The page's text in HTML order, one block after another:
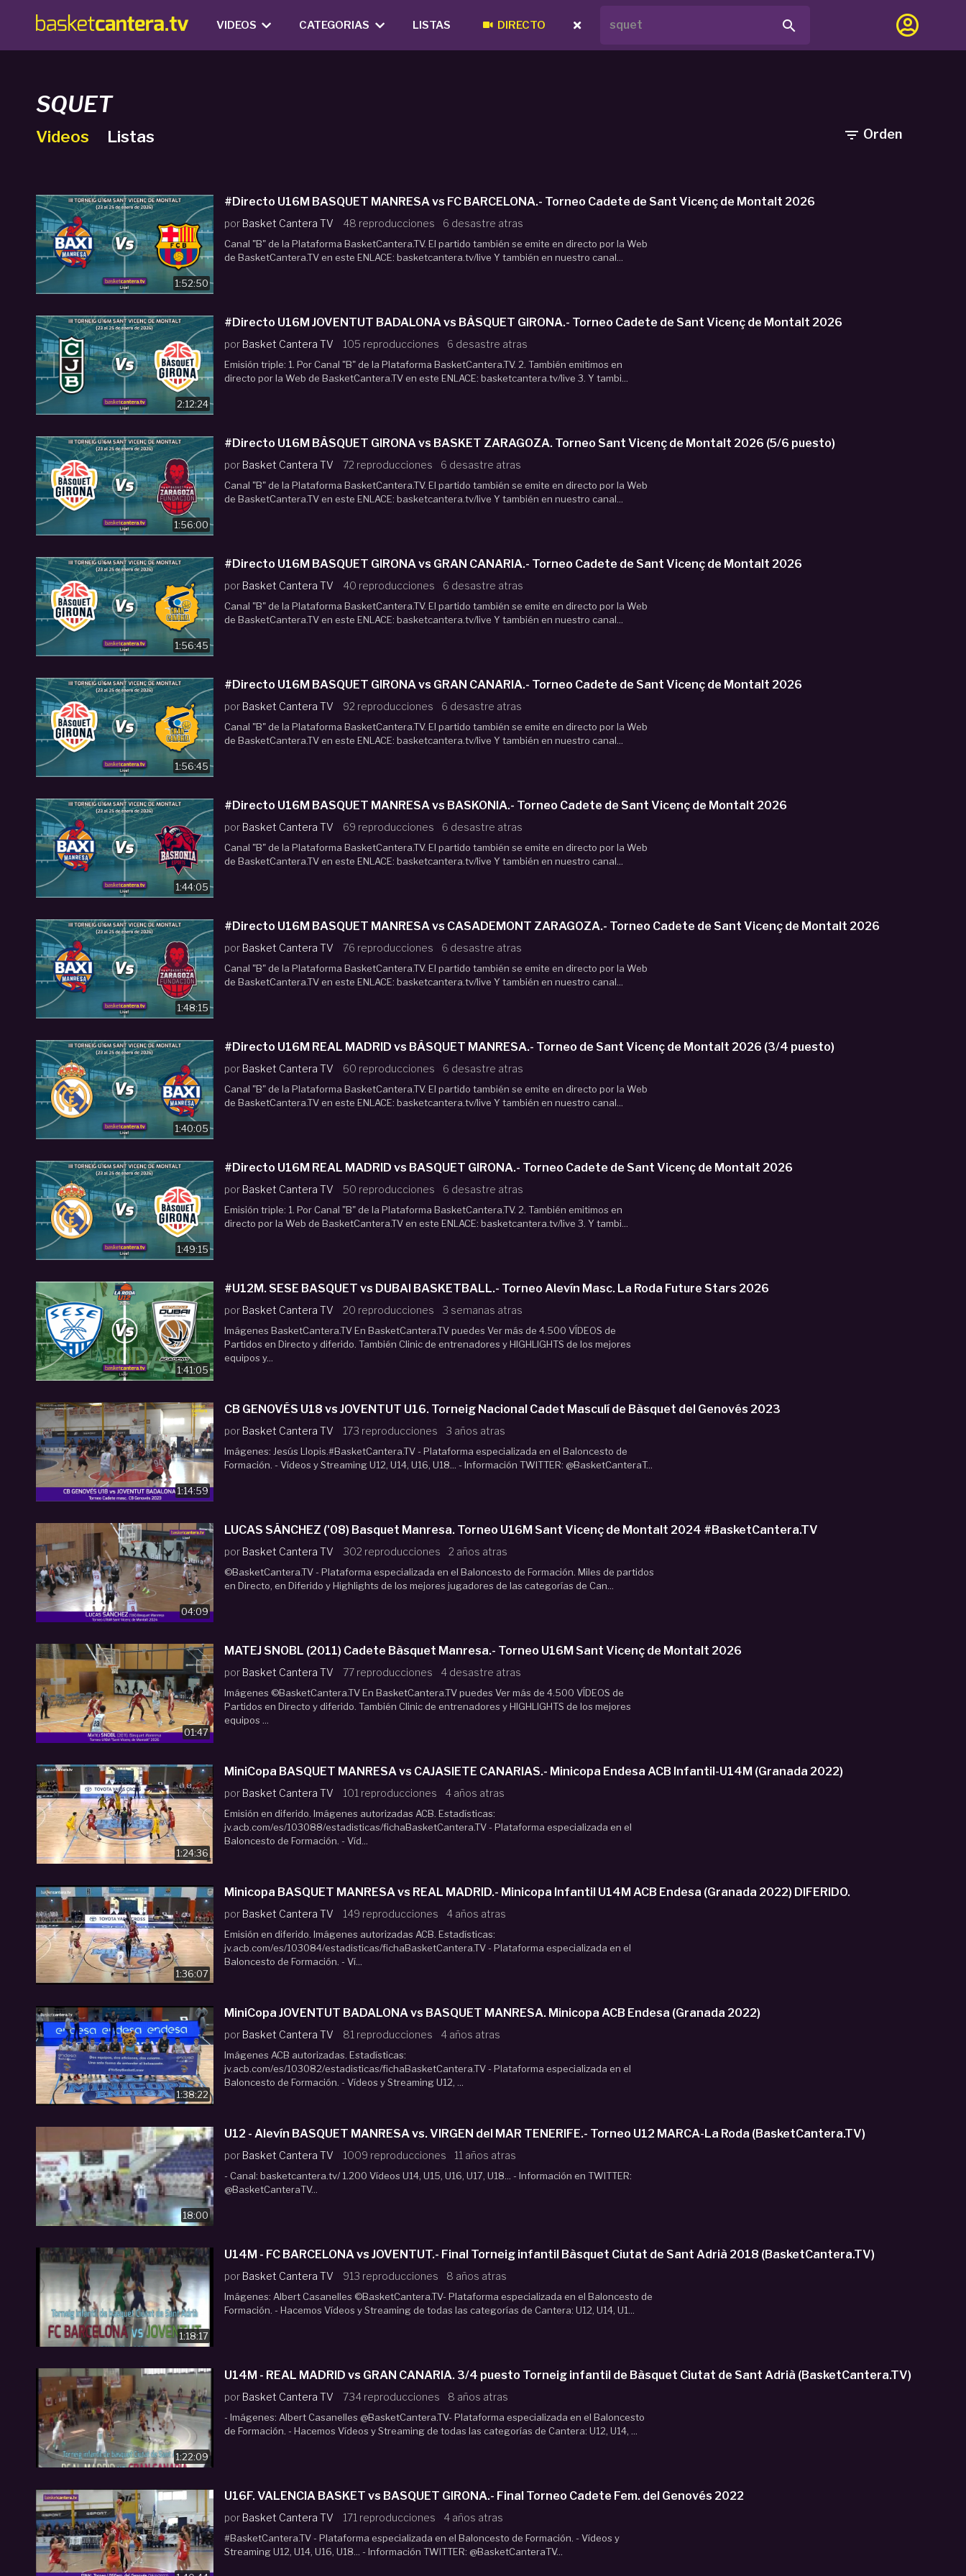
VIDEOS CATEGORIAS LISTAS DIRECTO 
SQUET
 Orden
Videos Listas
1:52:50
#Directo U16M BASQUET MANRESA vs FC BARCELONA.- Torneo Cadete de Sant Vicenç de Montalt 2026
por Basket Cantera TV 48 reproducciones 6 desastre atras
Canal "B" de la Plataforma BasketCantera.TV. El partido también se emite en directo por la Web
de BasketCantera.TV en este ENLACE: basketcantera.tv/live Y también en nuestro canal...
2:12:24
#Directo U16M JOVENTUT BADALONA vs BÀSQUET GIRONA.- Torneo Cadete de Sant Vicenç de Montalt 2026
por Basket Cantera TV 105 reproducciones 6 desastre atras
Emisión triple: 1. Por Canal "B" de la Plataforma BasketCantera.TV. 2. También emitimos en
directo por la Web de BasketCantera.TV en este ENLACE: basketcantera.tv/live 3. Y tambi...
1:56:00
#Directo U16M BÀSQUET GIRONA vs BASKET ZARAGOZA. Torneo Sant Vicenç de Montalt 2026 (5/6 puesto)
por Basket Cantera TV 72 reproducciones 6 desastre atras
Canal "B" de la Plataforma BasketCantera.TV. El partido también se emite en directo por la Web
de BasketCantera.TV en este ENLACE: basketcantera.tv/live Y también en nuestro canal...
1:56:45
#Directo U16M BASQUET GIRONA vs GRAN CANARIA.- Torneo Cadete de Sant Vicenç de Montalt 2026
por Basket Cantera TV 40 reproducciones 6 desastre atras
Canal "B" de la Plataforma BasketCantera.TV. El partido también se emite en directo por la Web
de BasketCantera.TV en este ENLACE: basketcantera.tv/live Y también en nuestro canal...
1:56:45
#Directo U16M BASQUET GIRONA vs GRAN CANARIA.- Torneo Cadete de Sant Vicenç de Montalt 2026
por Basket Cantera TV 92 reproducciones 6 desastre atras
Canal "B" de la Plataforma BasketCantera.TV. El partido también se emite en directo por la Web
de BasketCantera.TV en este ENLACE: basketcantera.tv/live Y también en nuestro canal...
1:44:05
#Directo U16M BASQUET MANRESA vs BASKONIA.- Torneo Cadete de Sant Vicenç de Montalt 2026
por Basket Cantera TV 69 reproducciones 6 desastre atras
Canal "B" de la Plataforma BasketCantera.TV. El partido también se emite en directo por la Web
de BasketCantera.TV en este ENLACE: basketcantera.tv/live Y también en nuestro canal...
1:48:15
#Directo U16M BASQUET MANRESA vs CASADEMONT ZARAGOZA.- Torneo Cadete de Sant Vicenç de Montalt 2026
por Basket Cantera TV 76 reproducciones 6 desastre atras
Canal "B" de la Plataforma BasketCantera.TV. El partido también se emite en directo por la Web
de BasketCantera.TV en este ENLACE: basketcantera.tv/live Y también en nuestro canal...
1:40:05
#Directo U16M REAL MADRID vs BÀSQUET MANRESA.- Torneo de Sant Vicenç de Montalt 2026 (3/4 puesto)
por Basket Cantera TV 60 reproducciones 6 desastre atras
Canal "B" de la Plataforma BasketCantera.TV. El partido también se emite en directo por la Web
de BasketCantera.TV en este ENLACE: basketcantera.tv/live Y también en nuestro canal...
1:49:15
#Directo U16M REAL MADRID vs BASQUET GIRONA.- Torneo Cadete de Sant Vicenç de Montalt 2026
por Basket Cantera TV 50 reproducciones 6 desastre atras
Emisión triple: 1. Por Canal "B" de la Plataforma BasketCantera.TV. 2. También emitimos en
directo por la Web de BasketCantera.TV en este ENLACE: basketcantera.tv/live 3. Y tambi...
1:41:05
#U12M. SESE BASQUET vs DUBAI BASKETBALL.- Torneo Alevín Masc. La Roda Future Stars 2026
por Basket Cantera TV 20 reproducciones 3 semanas atras
Imágenes BasketCantera.TV En BasketCantera.TV puedes Ver más de 4.500 VÍDEOS de
Partidos en Directo y diferido. También Clinic de entrenadores y HIGHLIGHTS de los mejores
equipos y...
1:14:59
CB GENOVÉS U18 vs JOVENTUT U16. Torneig Nacional Cadet Masculí de Bàsquet del Genovés 2023
por Basket Cantera TV 173 reproducciones 3 años atras
Imágenes: Jesús Llopis.#BasketCantera.TV - Plataforma especializada en el Baloncesto de
Formación. - Vídeos y Streaming U12, U14, U16, U18... - Información TWITTER: @BasketCanteraT...
04:09
LUCAS SÁNCHEZ ('08) Basquet Manresa. Torneo U16M Sant Vicenç de Montalt 2024 #BasketCantera.TV
por Basket Cantera TV 302 reproducciones 2 años atras
©BasketCantera.TV - Plataforma especializada en el Baloncesto de Formación. Miles de partidos
en Directo, en Diferido y Highlights de los mejores jugadores de las categorías de Can...
01:47
MATEJ SNOBL (2011) Cadete Bàsquet Manresa.- Torneo U16M Sant Vicenç de Montalt 2026
por Basket Cantera TV 77 reproducciones 4 desastre atras
Imágenes ©BasketCantera.TV En BasketCantera.TV puedes Ver más de 4.500 VÍDEOS de
Partidos en Directo y diferido. También Clinic de entrenadores y HIGHLIGHTS de los mejores
equipos ...
1:24:36
MiniCopa BASQUET MANRESA vs CAJASIETE CANARIAS.- Minicopa Endesa ACB Infantil-U14M (Granada 2022)
por Basket Cantera TV 101 reproducciones 4 años atras
Emisión en diferido. Imágenes autorizadas ACB. Estadísticas:
jv.acb.com/es/103088/estadisticas/fichaBasketCantera.TV - Plataforma especializada en el
Baloncesto de Formación. - Víd...
1:36:07
Minicopa BASQUET MANRESA vs REAL MADRID.- Minicopa Infantil U14M ACB Endesa (Granada 2022) DIFERIDO.
por Basket Cantera TV 149 reproducciones 4 años atras
Emisión en diferido. Imágenes autorizadas ACB. Estadísticas:
jv.acb.com/es/103084/estadisticas/fichaBasketCantera.TV - Plataforma especializada en el
Baloncesto de Formación. - Ví...
1:38:22
MiniCopa JOVENTUT BADALONA vs BASQUET MANRESA. Minicopa ACB Endesa (Granada 2022)
por Basket Cantera TV 81 reproducciones 4 años atras
Imágenes ACB autorizadas. Estadísticas:
jv.acb.com/es/103082/estadisticas/fichaBasketCantera.TV - Plataforma especializada en el
Baloncesto de Formación. - Vídeos y Streaming U12, ...
18:00
U12 - Alevín BASQUET MANRESA vs. VIRGEN del MAR TENERIFE.- Torneo U12 MARCA-La Roda (BasketCantera.TV)
por Basket Cantera TV 1009 reproducciones 11 años atras
- Canal: basketcantera.tv/ 1.200 Vídeos U14, U15, U16, U17, U18... - Información en TWITTER:
@BasketCanteraTV...
1:18:17
U14M - FC BARCELONA vs JOVENTUT.- Final Torneig infantil Bàsquet Ciutat de Sant Adrià 2018 (BasketCantera.TV)
por Basket Cantera TV 913 reproducciones 8 años atras
Imágenes: Albert Casanelles ©BasketCantera.TV- Plataforma especializada en el Baloncesto de
Formación. - Hacemos Vídeos y Streaming de todas las categorías de Cantera: U12, U14, U1...
1:22:09
U14M - REAL MADRID vs GRAN CANARIA. 3/4 puesto Torneig infantil de Bàsquet Ciutat de Sant Adrià (BasketCantera.TV)
por Basket Cantera TV 734 reproducciones 8 años atras
- Imágenes: Albert Casanelles @BasketCantera.TV- Plataforma especializada en el Baloncesto
de Formación. - Hacemos Vídeos y Streaming de todas las categorías de Cantera: U12, U14, ...
U16F. VALENCIA BASKET vs BASQUET GIRONA.- Final Torneo Cadete Fem. del Genovés 2022
por Basket Cantera TV 171 reproducciones 4 años atras
#BasketCantera.TV - Plataforma especializada en el Baloncesto de Formación. - Vídeos y
Streaming U12, U14, U16, U18... - Información TWITTER: @BasketCanteraTV...